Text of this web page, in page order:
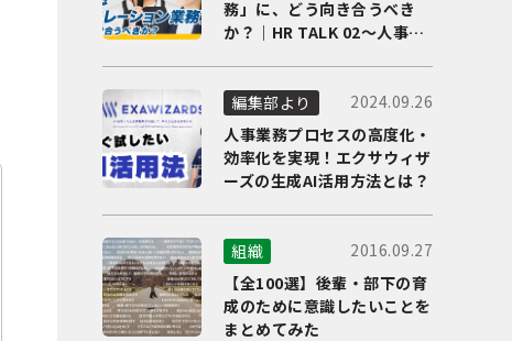
務」に、どう向き合うべき
か？｜HR TALK 02～人事DX
編集部より
2024.09.26
人事業務プロセスの高度化・
効率化を実現！エクサウィザ
ーズの生成AI活用方法とは？
組織
2016.09.27
【全100選】後輩・部下の育
成のために意識したいことを
まとめてみた